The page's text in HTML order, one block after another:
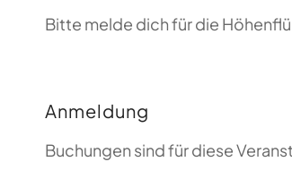
Bitte melde dich für die
Anmeldung
Buchungen sind für diese